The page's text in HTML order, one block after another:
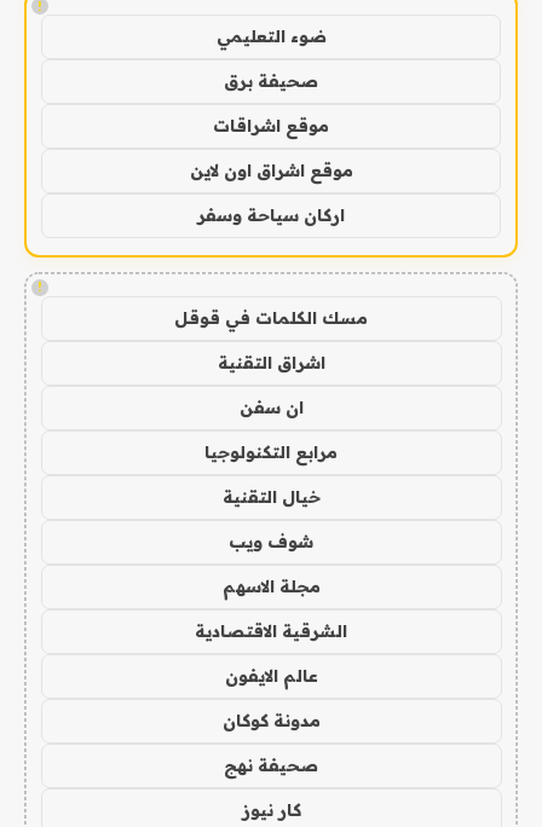
!
ضوء التعليمي
صحيفة برق
موقع اشراقات
موقع اشراق اون لاين
اركان سياحة وسفر
!
مسك الكلمات في قوقل
اشراق التقنية
ان سفن
مرابع التكنولوجيا
خيال التقنية
شوف ويب
مجلة الاسهم
الشرقية الاقتصادية
عالم الايفون
مدونة كوكان
صحيفة نهج
كار نيوز